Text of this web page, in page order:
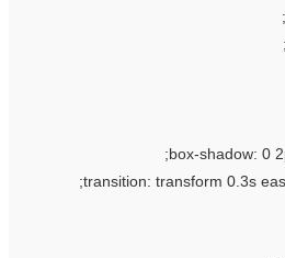
box-
transition: transform